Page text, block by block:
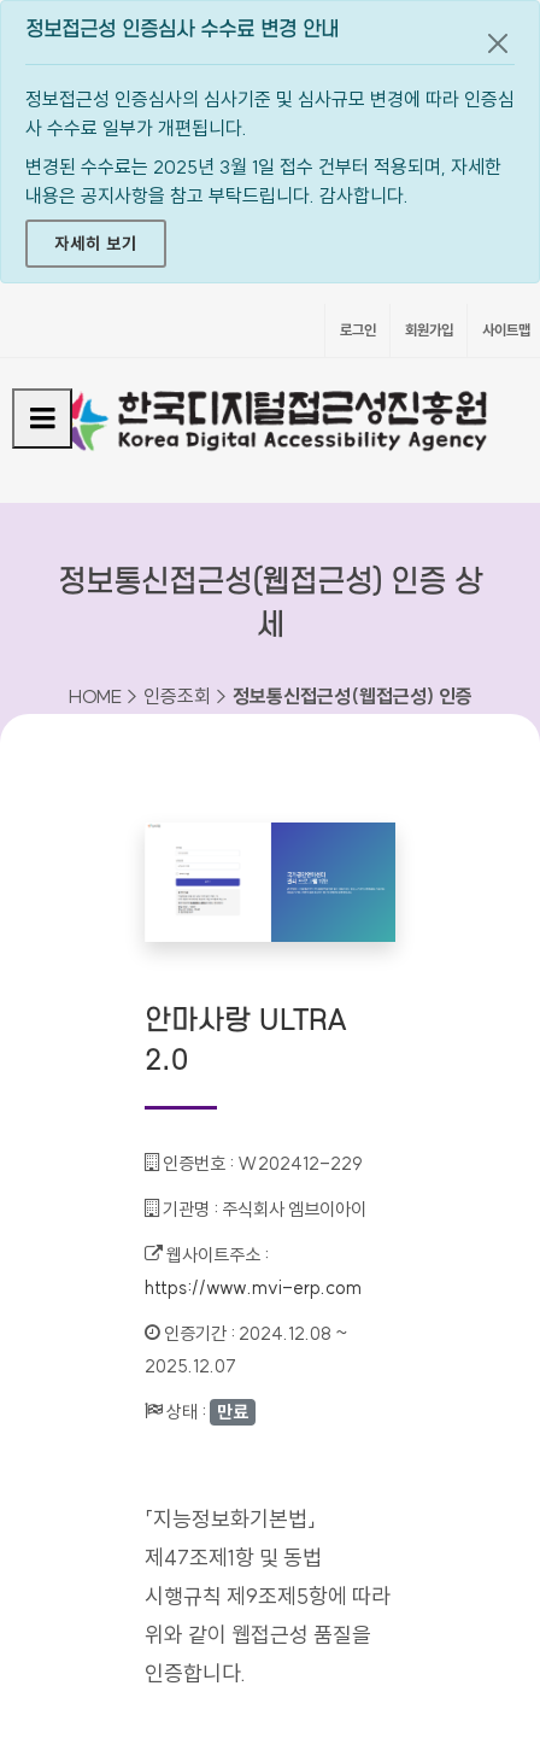
정보접근성 인증심사 수수료 변경 안내
정보접근성 인증심사의 심사기준 및 심사규모 변경에 따라 인증심
사 수수료 일부가 개편됩니다.
변경된 수수료는 2025년 3월 1일 접수 건부터 적용되며, 자세한
내용은 공지사항을 참고 부탁드립니다. 감사합니다.
자세히 보기
공지
로그인 회원가입 사이트맵
정보통신접근성(웹접근성) 인증 상
세
HOME > 인증조회 > 정보통신접근성(웹접근성) 인증
안마사랑 ULTRA
2.0
인증번호 : W202412-229
기관명 : 주식회사 엠브이아이
웹사이트주소 :
https://www.mvi-erp.com
인증기간 : 2024.12.08 ~
2025.12.07
상태 : 만료
「지능정보화기본법」
제47조제1항 및 동법
시행규칙 제9조제5항에 따라
위와 같이 웹접근성 품질을
인증합니다.